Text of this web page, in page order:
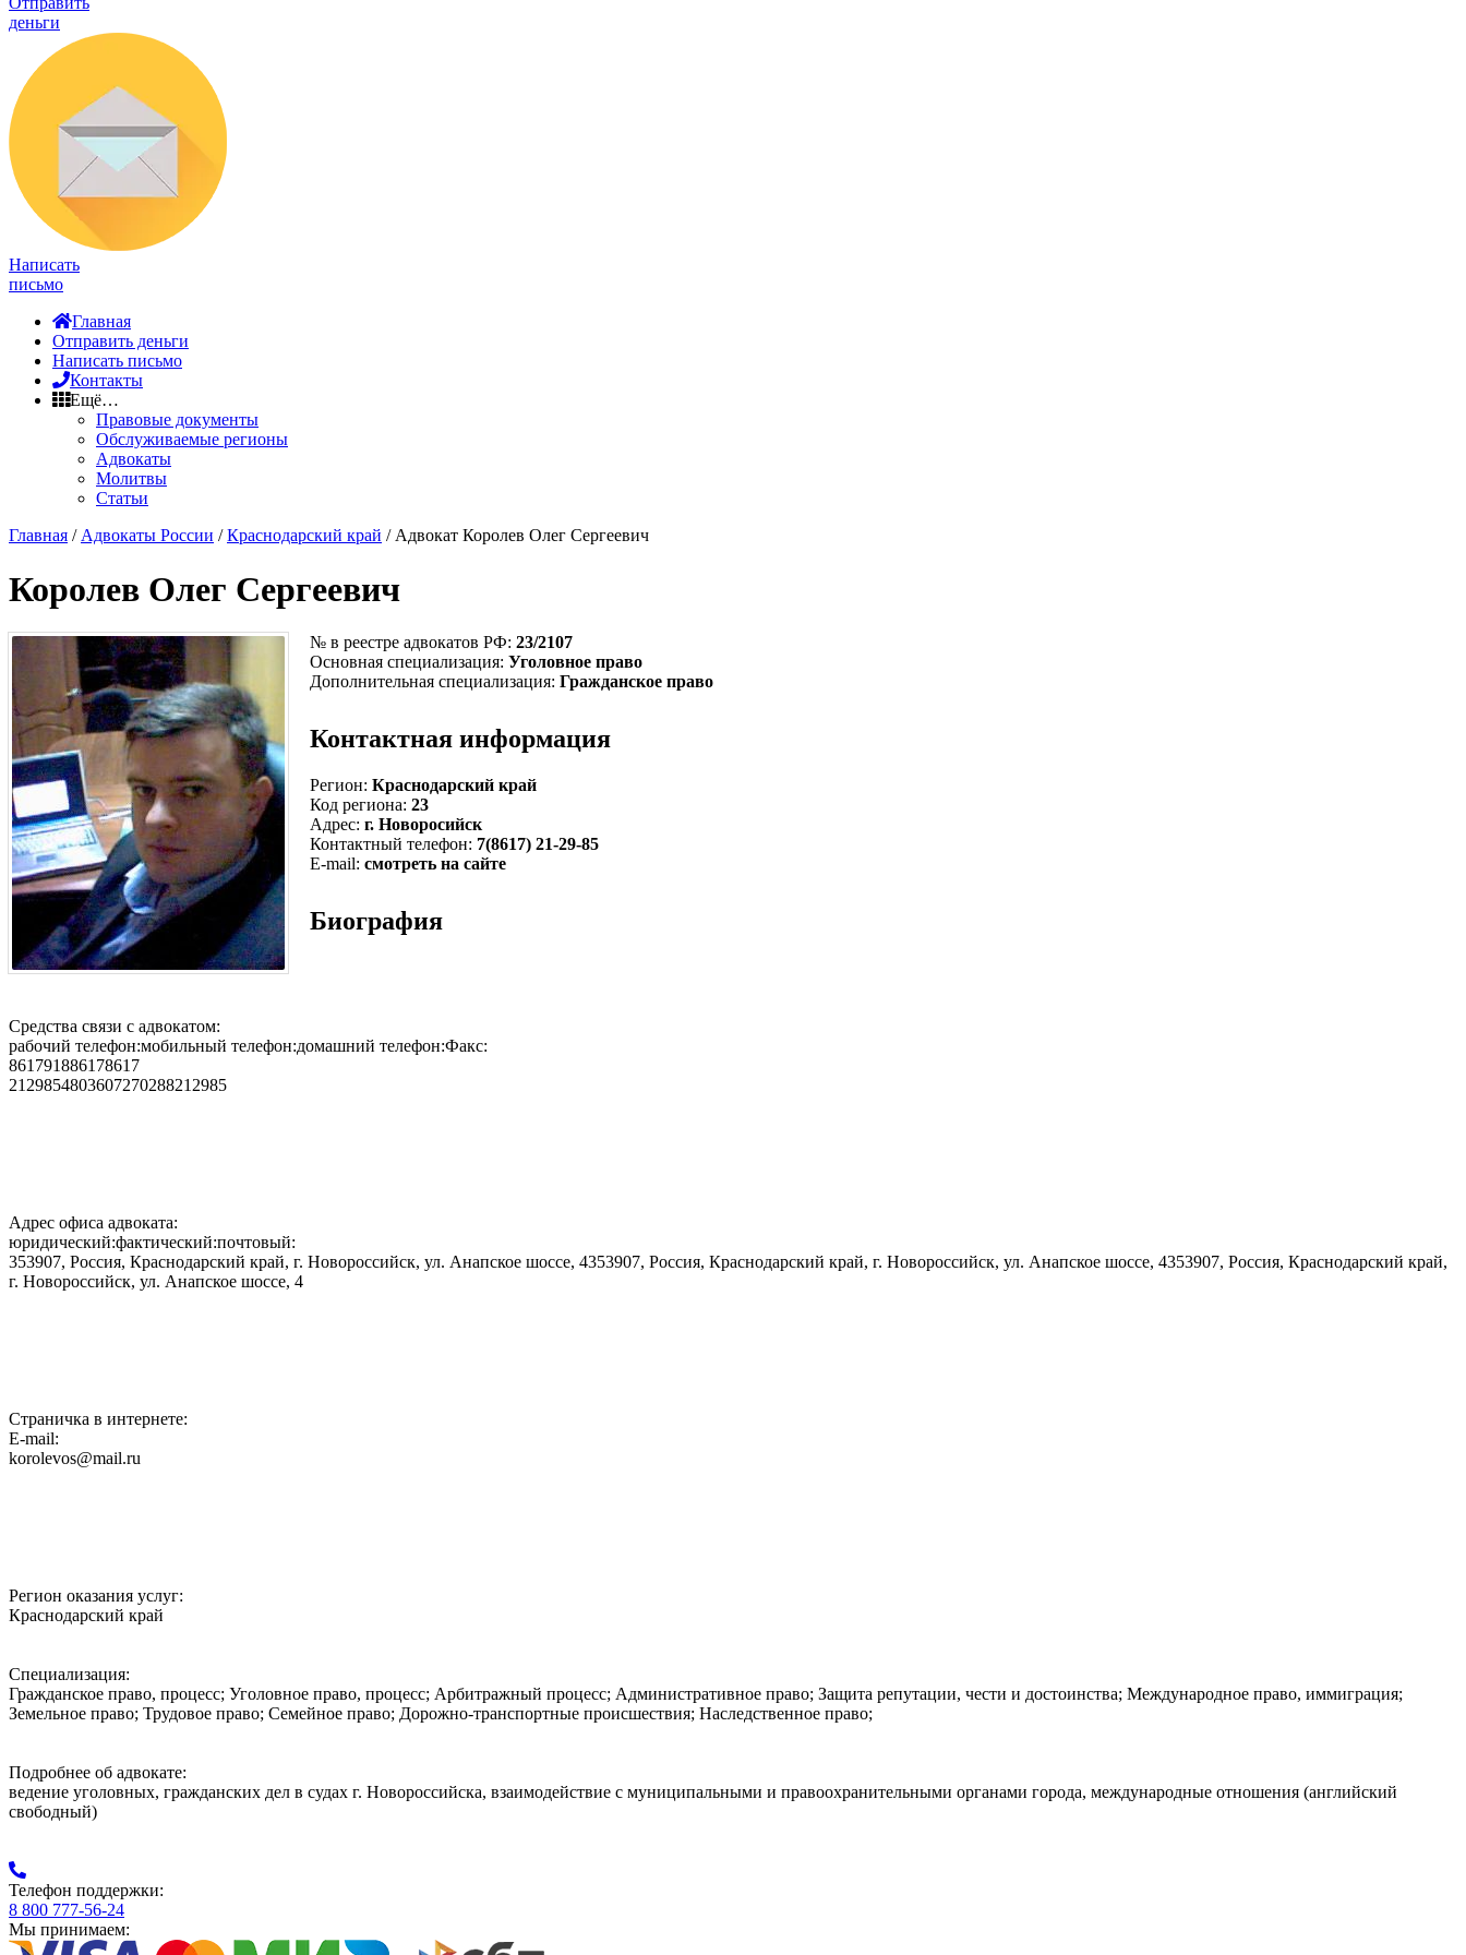
деньги
Написать
письмо
Главная
Отправить деньги
Написать письмо
Контакты
Ещё…
Правовые документы
Обслуживаемые регионы
Адвокаты
Молитвы
Статьи
Главная / Адвокаты России /Краснодарский край / Адвокат Королев Олег Сергеевич
Королев Олег Сергеевич
№ в реестре адвокатов РФ: 23/2107
Основная специализация: Уголовное право
Дополнительная специализация: Гражданское право
Контактная информация
Регион: Краснодарский край
Код региона: 23
Адрес: г. Новоросийск
Контактный телефон: 7(8617) 21-29-85
E-mail: смотреть на сайте
Биография
Средства связи с адвокатом:
рабочий телефон:мобильный телефон:домашний телефон:Факс:
861791886178617
2129854803607270288212985
Адрес офиса адвоката:
юридический:фактический:почтовый:
353907, Россия, Краснодарский край, г. Новороссийск, ул. Анапское шоссе, 4353907, Россия, Краснодарский край, г. Новороссийск, ул. Анапское шоссе, 4353907, Россия, Краснодарский край,
г. Новороссийск, ул. Анапское шоссе, 4
Страничка в интернете:
E-mail:
korolevos@mail.ru
Регион оказания услуг:
Краснодарский край
Специализация:
Гражданское право, процесс; Уголовное право, процесс; Арбитражный процесс; Административное право; Защита репутации, чести и достоинства; Международное право, иммиграция;
Земельное право; Трудовое право; Семейное право; Дорожно-транспортные происшествия; Наследственное право;
Подробнее об адвокате:
ведение уголовных, гражданских дел в судах г. Новороссийска, взаимодействие с муниципальными и правоохранительными органами города, международные отношения (английский
свободный)
Телефон поддержки:
8 800 777-56-24
Мы принимаем: